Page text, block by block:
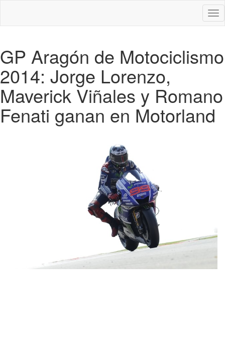
GP Aragón de Motociclismo
2014: Jorge Lorenzo,
Maverick Viñales y Romano
Fenati ganan en Motorland